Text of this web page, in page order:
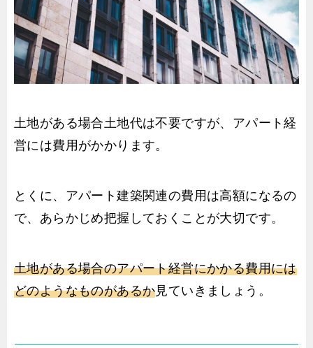
土地がある場合土地代は不要ですが、アパート経
営には費用がかかります。
とくに、アパート建築関連の費用は高額になるの
で、あらかじめ把握しておくことが大切です。
土地がある場合のアパート経営にかかる費用には
どのようなものがあるか見ていきましょう。